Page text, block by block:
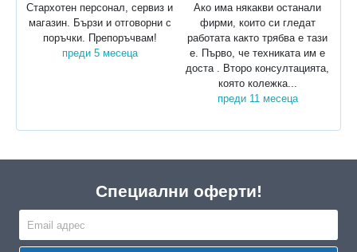
Стархотен персонал, сервиз и
магазин. Бързи и отговорни с
поръчки. Препоръчвам!
преди 5 месеца
Ако има някакви останали
фирми, които си гледат
работата както трябва е тази
е. Първо, че техниката им е
доста . Второ консултацията,
която колежка...
преди 11 месеца
Специални оферти!